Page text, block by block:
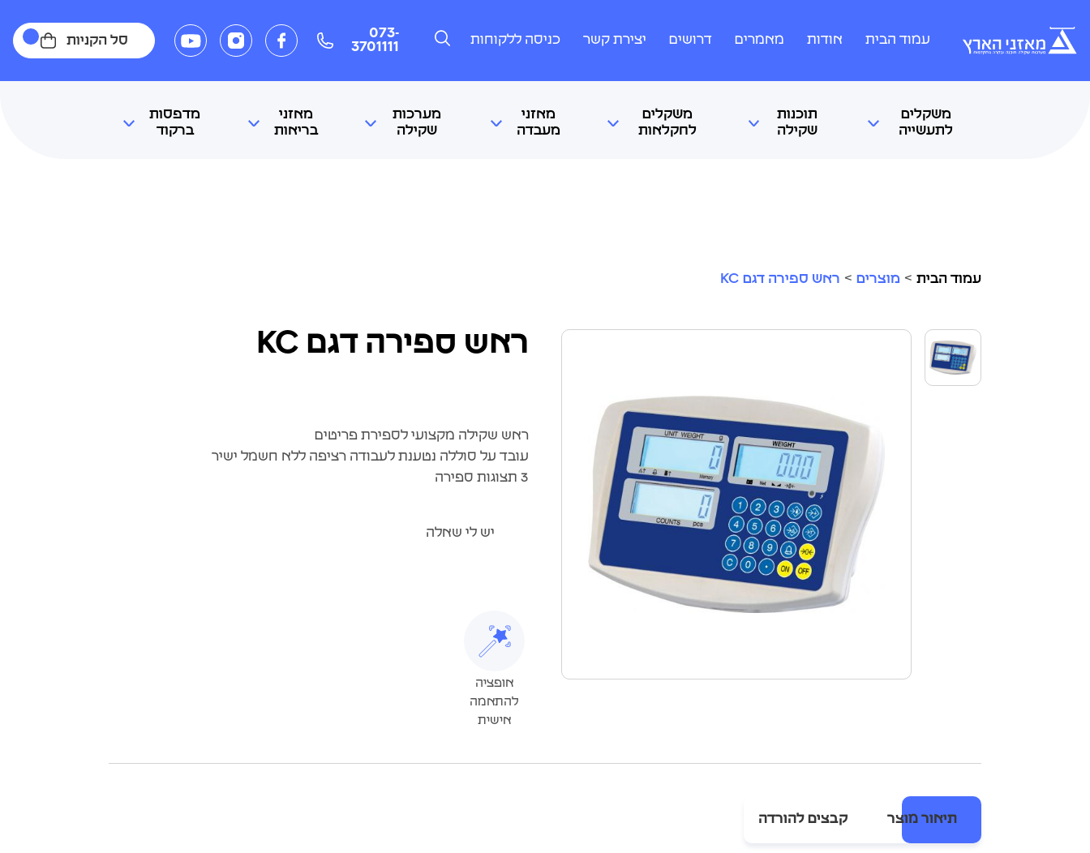
עמוד הבית אודות מאמרים דרושים יצירת קשר כניסה ללקוחות
073-
3701111
סל הקניות
משקלים
לתעשייה
תוכנות
שקילה
משקלים
לחקלאות
מאזני
מעבדה
מערכות
שקילה
מאזני
בריאות
מדפסות
ברקוד
עמוד הבית > מוצרים > ראש ספירה דגם KC
ראש ספירה דגם KC
ראש שקילה מקצועי לספירת פריטים
עובד על סוללה נטענת לעבודה רציפה ללא חשמל ישיר
3 תצוגות ספירה
יש לי שאלה
אופציה
להתאמה
אישית
תיאור מוצר קבצים להורדה